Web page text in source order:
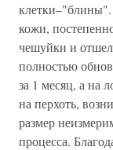
клетки–"блины".
кожи,
чешуйки и
полностью
за 1 месяц, а на
на перхоть,
размер
процесса.